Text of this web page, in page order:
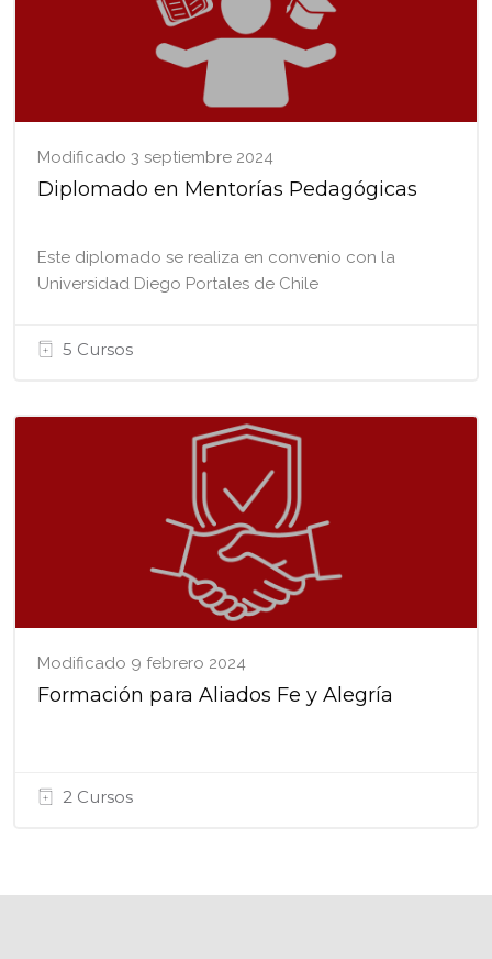
Modificado 3 septiembre 2024
Diplomado en Mentorías Pedagógicas
Este diplomado se realiza en convenio con la
Universidad Diego Portales de Chile
5 Cursos
Modificado 9 febrero 2024
Formación para Aliados Fe y Alegría
2 Cursos